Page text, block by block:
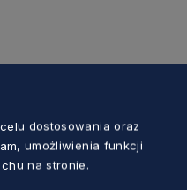
budynek H,
dostosowania oraz
umożliwienia funkcji
na stronie.